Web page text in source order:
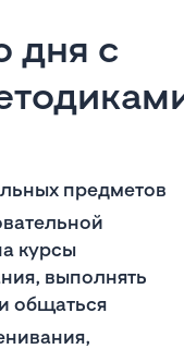
дня с
предметов
курсы
выполнять
общаться